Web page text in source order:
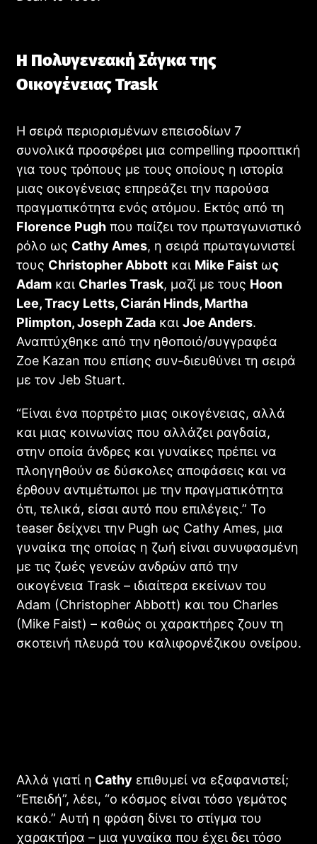
Blade Runner 2099: Πρώτο Teaser για τη Νέα Sci-Fi
Σειρά με τη Michelle Yeoh
STREAMING
Ebenezer: Ο Johnny Depp Μεταμορφώνεται στον
Σκοτεινό Scrooge του Ti West
CINEMA
Η Πολυγενεακή Σάγκα της
Οικογένειας Trask
Η σειρά περιορισμένων επεισοδίων 7
συνολικά προσφέρει μια compelling προοπτική
για τους τρόπους με τους οποίους η ιστορία
μιας οικογένειας επηρεάζει την παρούσα
πραγματικότητα ενός ατόμου. Εκτός από τη
Florence Pughπου παίζει τον πρωταγωνιστικό
ρόλο ως Cathy Ames, η σειρά πρωταγωνιστεί
τους Christopher Abbottκαι Mike Faistως
Adamκαι Charles Trask, μαζί με τους Hoon
Lee, Tracy Letts, Ciarán Hinds, Martha
Plimpton, Joseph Zadaκαι Joe Anders.
Αναπτύχθηκε από την ηθοποιό/συγγραφέα
Zoe Kazan που επίσης συν-διευθύνει τη σειρά
με τον Jeb Stuart.
“Είναι ένα πορτρέτο μιας οικογένειας, αλλά
και μιας κοινωνίας που αλλάζει ραγδαία,
στην οποία άνδρες και γυναίκες πρέπει να
πλοηγηθούν σε δύσκολες αποφάσεις και να
έρθουν αντιμέτωποι με την πραγματικότητα
ότι, τελικά, είσαι αυτό που επιλέγεις.” Το
teaser δείχνει την Pugh ως Cathy Ames, μια
γυναίκα της οποίας η ζωή είναι συνυφασμένη
με τις ζωές γενεών ανδρών από την
οικογένεια Trask – ιδιαίτερα εκείνων του
Adam (Christopher Abbott) και του Charles
(Mike Faist) – καθώς οι χαρακτήρες ζουν τη
σκοτεινή πλευρά του καλιφορνέζικου ονείρου.
Αλλά γιατί η Cathy επιθυμεί να εξαφανιστεί;
“Επειδή”, λέει, “ο κόσμος είναι τόσο γεμάτος
κακό.” Αυτή η φράση δίνει το στίγμα του
χαρακτήρα – μια γυναίκα που έχει δει τόσο